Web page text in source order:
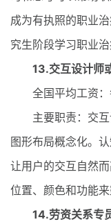
成为有执照的职业
究生阶段学习职业治
13.交互设计师
全国平均工资：
主要职责：交互
图形布局概念化。
让用户的交互自然
位置、颜色和功能来
14.劳资关系专